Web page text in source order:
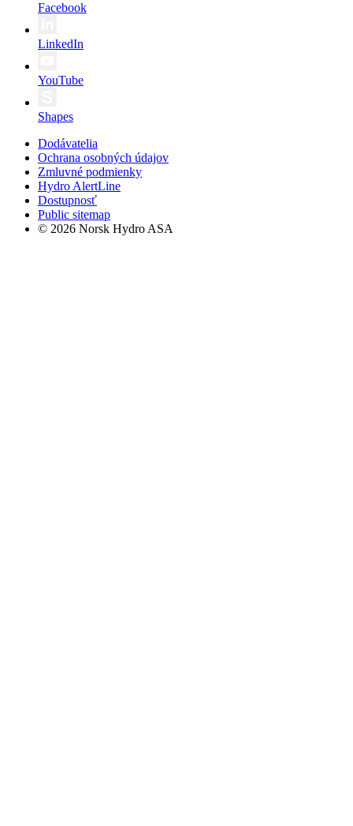
Facebook
LinkedIn
YouTube
Shapes
Dodávatelia
Ochrana osobných údajov
Zmluvné podmienky
Hydro AlertLine
Dostupnosť
Public sitemap
© 2026 Norsk Hydro ASA